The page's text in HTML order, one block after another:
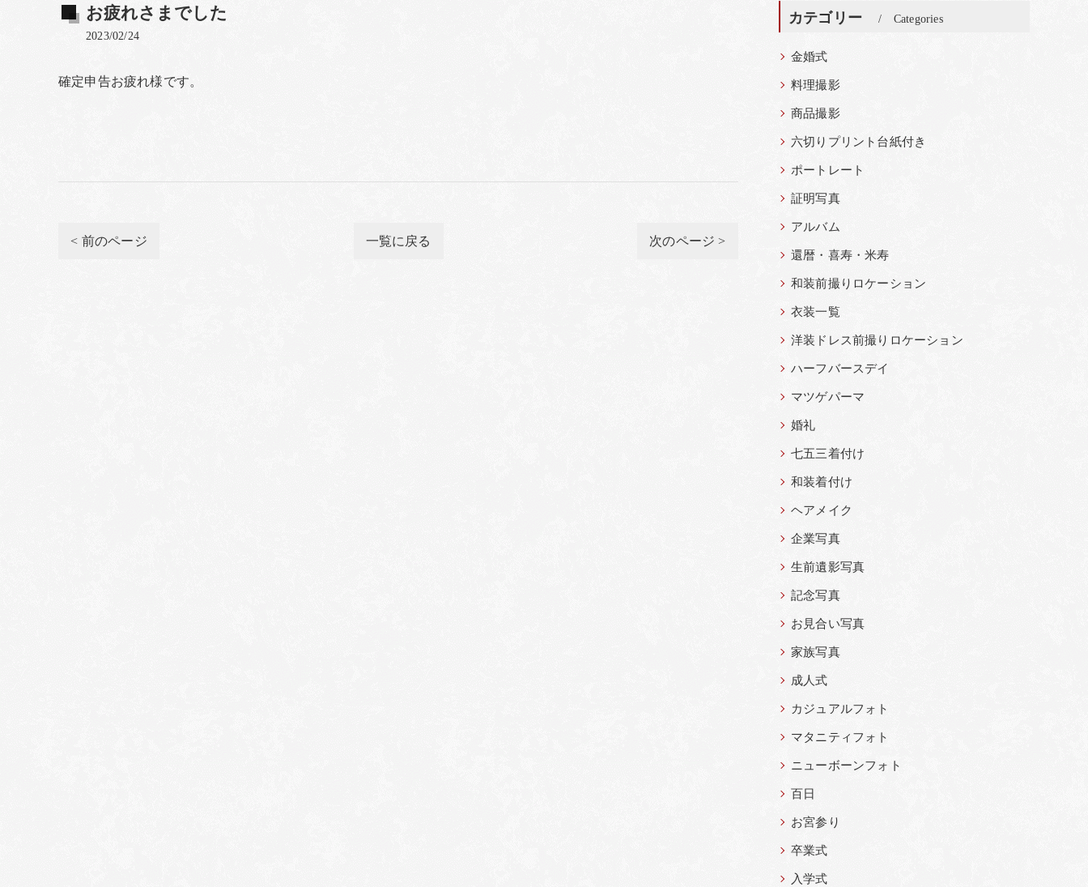
お疲れさまでした
2023/02/24
確定申告お疲れ様です。
< 前のページ 一覧に戻る 次のページ >
カテゴリー Categories
金婚式
料理撮影
商品撮影
六切りプリント台紙付き
ポートレート
証明写真
アルバム
還暦・喜寿・米寿
和装前撮りロケーション
衣装一覧
洋装ドレス前撮りロケーション
ハーフバースデイ
マツゲパーマ
婚礼
七五三着付け
和装着付け
ヘアメイク
企業写真
生前遺影写真
記念写真
お見合い写真
家族写真
成人式
カジュアルフォト
マタニティフォト
ニューボーンフォト
百日
お宮参り
卒業式
入学式